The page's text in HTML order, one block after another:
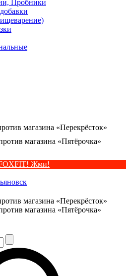
Пробники
магазина «Перекрёсток»
магазина «Пятёрочка»
Жми!
магазина «Перекрёсток»
магазина «Пятёрочка»